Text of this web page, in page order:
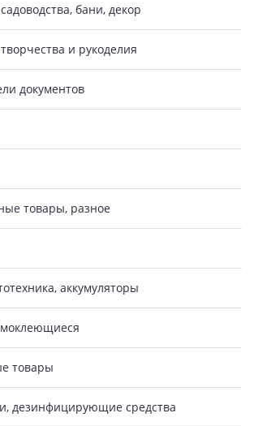
бани, декор
и рукоделия
документов
товары, разное
аккумуляторы
товары
дезинфицирующие средства